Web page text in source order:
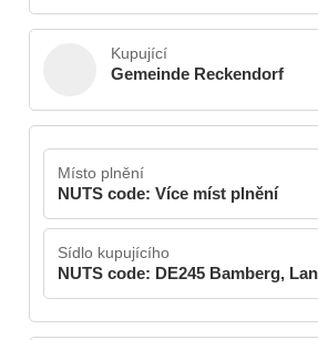
Kupující
Gemeinde Reckendorf
Místo plnění
NUTS code: Více míst plnění
Sídlo kupujícího
NUTS code: DE245 Bamberg,